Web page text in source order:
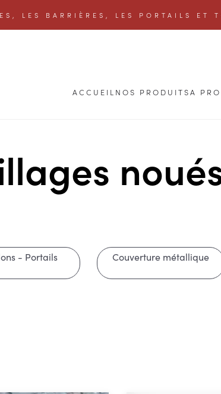
LES BARRIÈRES, LES PORTAILS ET
ACCUEIL NOS PRODUITSA
- Portails Couverture métallique